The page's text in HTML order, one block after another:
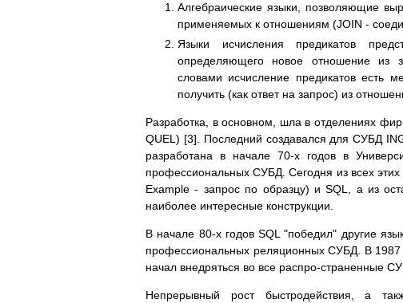
Алгебраические языки, позволяющие
применяемых к отношениям (JOIN -
Языки исчисления предикатов
определяющего новое отношение из
словами исчисление предикатов есть
получить (как ответ на запроc) из
Разработка, в основном, шла в отделениях
QUEL) [3]. Последний создавался для СУБД
разработана в начале 70-х годов в
профессиональных СУБД. Сегодня из всех
Example - запрос по образцу) и SQL, а из
наиболее интересные конструкции.
В начале 80-х годов SQL "победил" другие
профессиональных реляционных СУБД. В
начал внедряться во все распро-страненные
Непрерывный рост быстродействия, а